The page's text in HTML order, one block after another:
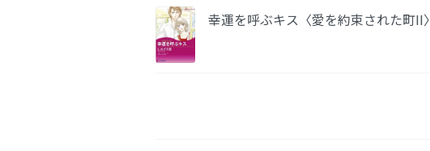
幸運を呼ぶキス〈愛を約束された町II〉